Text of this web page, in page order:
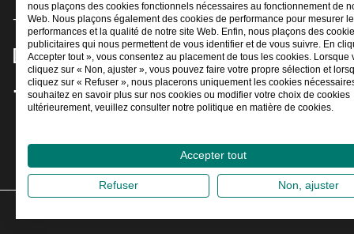
+31 (0)318 64 85 75
[_General:SocialMediaTitle]
Facebook
X LinkedIn
Instagram
YouTube
nous plaçons des cookies fonctionnels nécessaires au fonctionnement de
Web. Nous plaçons également des cookies de performance pour mesurer
performances et la qualité de notre site Web. Enfin, nous plaçons des
publicitaires qui nous permettent de vous identifier et de vous suivre. En
Accepter tout », vous consentez au placement de tous les cookies. Lorsque
cliquez sur « Non, ajuster », vous pouvez faire votre propre sélection et
cliquez sur « Refuser », nous placerons uniquement les cookies
souhaitez en savoir plus sur nos cookies ou modifier votre choix de cookies
ultérieurement, veuillez consulter notre politique en matière de cookies.
Accepter tout
Refuser Non, ajuster